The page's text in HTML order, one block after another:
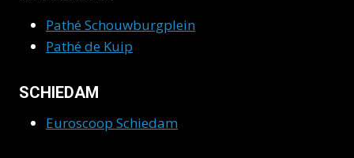
Pathé Schouwburgplein
Pathé de Kuip
SCHIEDAM
Euroscoop Schiedam